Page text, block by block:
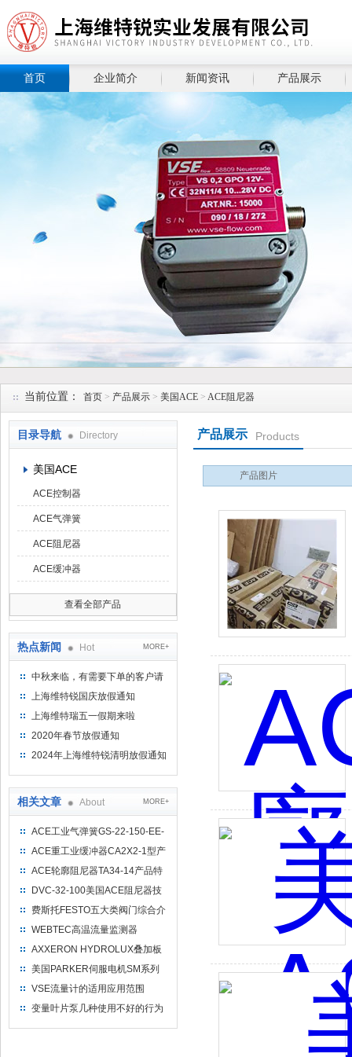
上海维特锐实业发展有限公司
首页 企业简介 新闻资讯 产品展示
当前位置： 首页 > 产品展示 > 美国ACE > ACE阻尼器
目录导航 Directory
美国ACE
ACE控制器
ACE气弹簧
ACE阻尼器
ACE缓冲器
查看全部产品
热点新闻 Hot MORE+
中秋来临，有需要下单的客户请
提前下单
上海维特锐国庆放假通知
上海维特瑞五一假期来啦
2020年春节放假通知
2024年上海维特锐清明放假通知
相关文章 About MORE+
ACE工业气弹簧GS-22-150-EE-
1000N产品结构特点介绍
ACE重工业缓冲器CA2X2-1型产
品技术特点介绍
ACE轮廓阻尼器TA34-14产品特
点及注意事项
DVC-32-100美国ACE阻尼器技
术资料
费斯托FESTO五大类阀门综合介
绍
WEBTEC高温流量监测器
WPM5A6WQ99产品性能特点及
AXXERON HYDROLUX叠加板
阀ZFM2RP06型操作原理及优势
美国PARKER伺服电机SM系列
SM233AR-NPSN产品特点
VSE流量计的适用应用范围
变量叶片泵几种使用不好的行为
产品展示 Products
产品图片